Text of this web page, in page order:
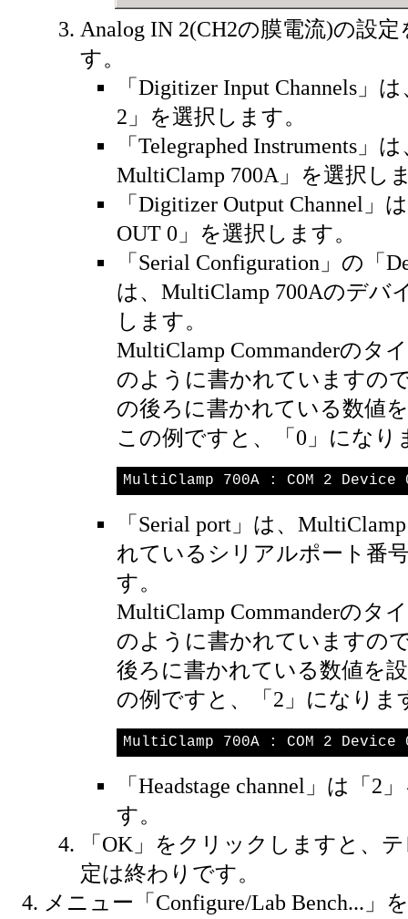
Analog IN 2(CH2の膜電流)の設
す。
「Digitizer Input Channels」
2」を選択します。
「Telegraphed Instruments」
MultiClamp 700A」を選択し
「Digitizer Output Channel」
OUT 0」を選択します。
「Serial Configuration」の「
は、MultiClamp 700Aのデバ
します。
MultiClamp Commanderのタ
のように書かれていますの
の後ろに書かれている数値
この例ですと、「0」になり
MultiClamp 700A : COM 2 Device
「Serial port」は、
れているシリアルポート番
す。
MultiClamp Commanderのタ
のように書かれていますの
後ろに書かれている数値を
の例ですと、「2」になりま
MultiClamp 700A : COM 2 Device
「Headstage channel」は「2
す。
「OK」をクリックしますと、
定は終わりです。
メニュー「Configure/Lab Bench...」